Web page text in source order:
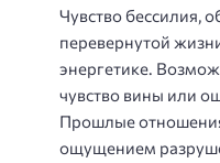
Чувство бессилия,
перевернутой
энергетике.
чувство вины или
Прошлые
ощущением